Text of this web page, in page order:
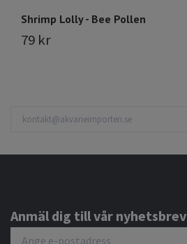
Shrimp Lolly - Bee Pollen
79 kr
Anmäl dig till vår nyhetsbrev